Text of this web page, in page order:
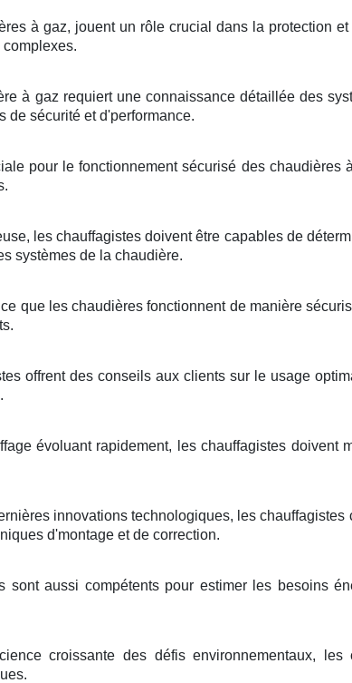
à gaz, jouent un rôle crucial dans la protection
à gaz requiert une connaissance détaillée des
de sécurité et d'performance.
pour le fonctionnement sécurisé des chaudières
les chauffagistes doivent être capables de
systèmes de la chaudière.
que les chaudières fonctionnent de manière
offrent des conseils aux clients sur le usage
évoluant rapidement, les chauffagistes doivent
innovations technologiques, les
d'montage et de correction.
sont aussi compétents pour estimer les besoins
croissante des défis environnementaux, les